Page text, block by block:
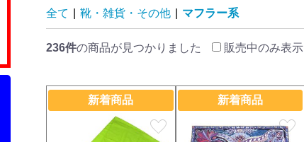
全て 靴・雑貨・その他 マフラー系
236件の商品が見つかりました 販売中のみ表示
新着商品
favorite
新着商品
favorite